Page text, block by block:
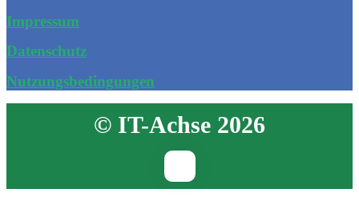
Impressum
Datenschutz
Nutzungsbedingungen
© IT-Achse 2026